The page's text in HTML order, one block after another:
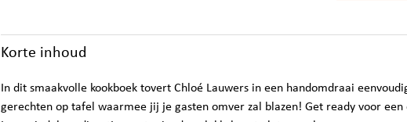
Korte inhoud
In dit smaakvolle kookboek tovert Chloé Lauwers in een handomdraai
gerechten op tafel waarmee jij je gasten omver zal blazen! Get ready voor een